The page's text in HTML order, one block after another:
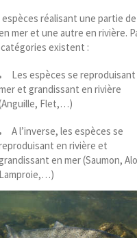
espèces réalisant une partie
mer et une autre en rivière.
catégories existent :
Les espèces se reproduisant
et grandissant en rivière
Flet,…)
A l’inverse, les espèces se
en rivière et
en mer (Saumon,
Lamproie,…)